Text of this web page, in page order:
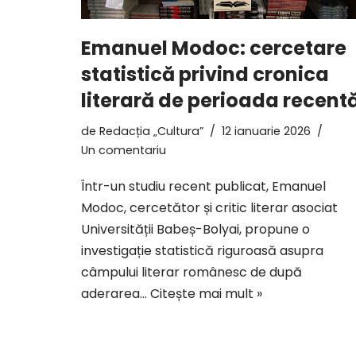
Emanuel Modoc: cercetare
statistică privind cronica
literară de perioada
de Redacția „Cultura”
12 ianuarie 2026
Un comentariu
Într-un studiu recent publicat, Emanuel
Modoc, cercetător și critic literar asociat
Universității Babeș-Bolyai, propune o
investigație statistică riguroasă asupra
câmpului literar românesc de după
aderarea… Citește mai mult »